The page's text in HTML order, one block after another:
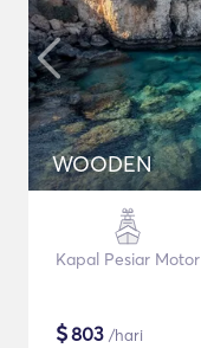
WOODEN
Kapal Pesiar Motor
$803 /hari